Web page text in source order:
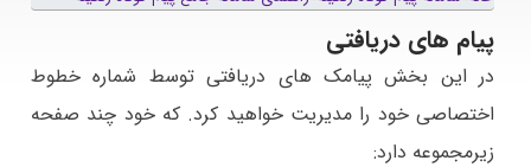
پیام های دریافتی
در این بخش پیامک های دریافتی توسط شماره خطوط
اختصاصی خود را مدیریت خواهید کرد. که خود چند صفحه
زیرمجموعه دارد: